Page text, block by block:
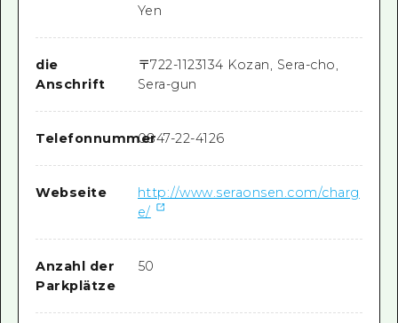
Yen
die
Anschrift
〒722-1123134 Kozan, Sera-cho,
Sera-gun
Telefonnummer0847-22-4126
Webseite
http://www.seraonsen.com/charg
e/
Anzahl der
Parkplätze
50